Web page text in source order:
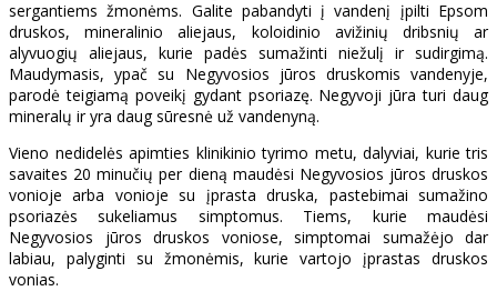
sergantiems žmonėms. Galite pabandyti į vandenį įpilti Epsom
druskos, mineralinio aliejaus, koloidinio avižinių dribsnių ar
alyvuogių aliejaus, kurie padės sumažinti niežulį ir sudirgimą.
Maudymasis, ypač su Negyvosios jūros druskomis vandenyje,
parodė teigiamą poveikį gydant psoriazę. Negyvoji jūra turi daug
mineralų ir yra daug sūresnė už vandenyną.
Vieno nedidelės apimties klinikinio tyrimo metu, dalyviai, kurie tris
savaites 20 minučių per dieną maudėsi Negyvosios jūros druskos
vonioje arba vonioje su įprasta druska, pastebimai sumažino
psoriazės sukeliamus simptomus. Tiems, kurie maudėsi
Negyvosios jūros druskos voniose, simptomai sumažėjo dar
labiau, palyginti su žmonėmis, kurie vartojo įprastas druskos
vonias.